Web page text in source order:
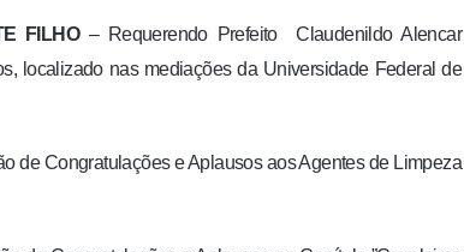
FILHO– Requerendo Prefeito Claudenildo Alencar
localizado nas mediações da Universidade Federal de
de Congratulações e Aplausos aos Agentes de Limpeza